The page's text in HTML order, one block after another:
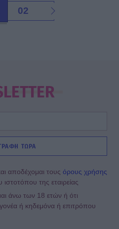
02
ΤΩΡΑ
αποδέχομαι τους όρους χρήσης
ιστοτόπου της εταιρείας
άνω των 18 ετών ή ότι
ή κηδεμόνα ή επιτρόπου